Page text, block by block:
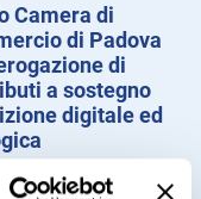
Camera di
di Padova
di
a sostegno
digitale ed
2026